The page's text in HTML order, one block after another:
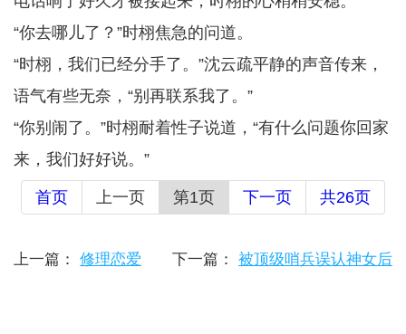
“你去哪儿了？”时栩焦急的问道。
“时栩，我们已经分手了。”沈云疏平静的声音传来，
语气有些无奈，“别再联系我了。”
“你别闹了。”时栩耐着性子说道，“有什么问题你回家
来，我们好好说。”
首页 上一页 第1页 下一页 共26页
上一篇： 修理恋爱 下一篇： 被顶级哨兵误认神女后